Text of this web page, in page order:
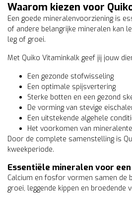
Waarom kiezen voor
Een goede mineralenvoorziening is
of andere belangrijke mineralen kan
leg of groei.
Met Quiko Vitaminkalk geef jij jouw
Een gezonde stofwisseling
Een optimale spijsvertering
Sterke botten en een gezond
De vorming van stevige
Een uitstekende algehele
Het voorkomen van
Door de complete samenstelling is
kweekperiode.
Essentiële mineralen voor
Calcium en fosfor vormen samen de
groei, leggende kippen en broedende
Vitacombex
incl. 21% btw